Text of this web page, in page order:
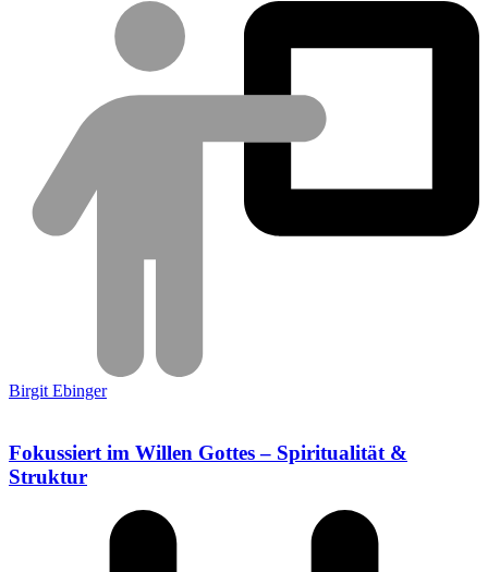
Birgit Ebinger
Fokussiert im Willen Gottes – Spiritualität &
Struktur